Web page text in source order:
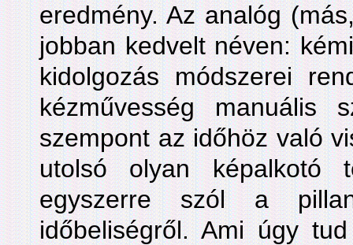
eredmény. Az analóg
jobban kedvelt néven:
kidolgozás módszerei
kézművesség manuális
szempont az időhöz való
utolsó olyan képalkotó
egyszerre szól a
időbeliségről. Ami úgy